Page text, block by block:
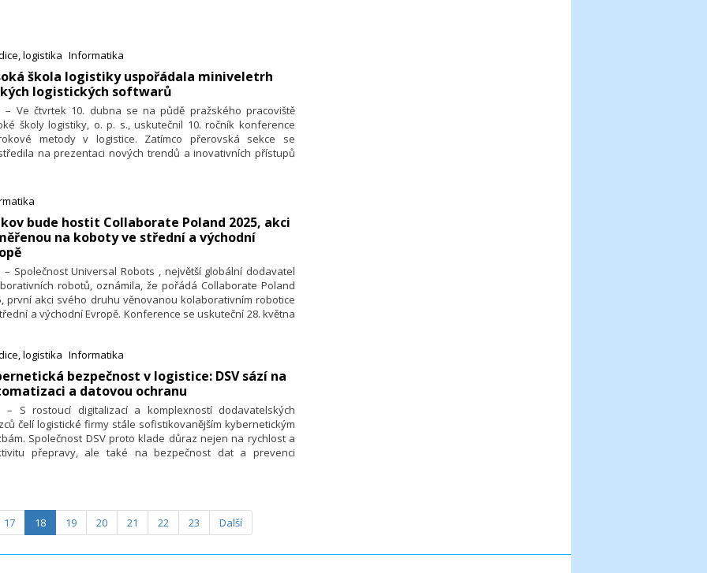
kratší tranzitní časy a častější odjezdy. Společnost
je tak prvním významným logistickým poskytovatelem,
tuto službu z doby před brexitem opět obnovil.
logistika Informatika
škola logistiky uspořádala miniveletrh
logistických softwarů
– Ve čtvrtek 10. dubna se na půdě pražského pracoviště
školy logistiky, o. p. s., uskutečnil 10. ročník konference
metody v logistice. Zatímco přerovská sekce se
na prezentaci nových trendů a inovativních přístupů
specializovaným na řízení dopravy a optimalizaci
procesů. Jelikož každý z přednášejících prezentoval
který – ať už sám či ve spolupráci se svými kolegy –
nebo používá, akce svým pojetím a atmosférou
více než konferenci miniveletrh.
bude hostit Collaborate Poland 2025, akci
na koboty ve střední a východní
– Společnost Universal Robots , největší globální dodavatel
robotů, oznámila, že pořádá Collaborate Poland
první akci svého druhu věnovanou kolaborativním robotice
a východní Evropě. Konference se uskuteční 28. května
na webových stránkách
logistika Informatika
bezpečnost v logistice: DSV sází na
a datovou ochranu
– S rostoucí digitalizací a komplexností dodavatelských
čelí logistické firmy stále sofistikovanějším kybernetickým
Společnost DSV proto klade důraz nejen na rychlost a
přepravy, ale také na bezpečnost dat a prevenci
17 18 19 20 21 22 23 Další